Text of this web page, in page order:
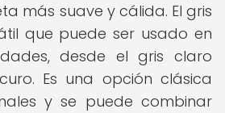
más suave y cálida. El gris
que puede ser usado en
desde el gris claro
Es una opción clásica
y se puede combinar